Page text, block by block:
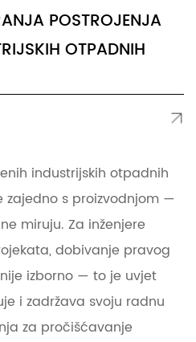
POSTROJENJA
OTPADNIH
industrijskih otpadnih
zajedno s proizvodnjom —
miruju. Za inženjere
dobivanje pravog
izborno — to je uvjet
i zadržava svoju radnu
za pročišćavanje